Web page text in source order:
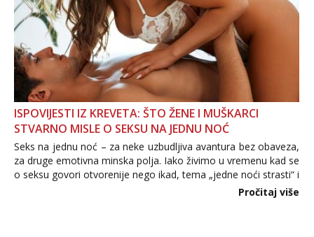
ISPOVIJESTI IZ KREVETA: ŠTO ŽENE I MUŠKARCI
STVARNO MISLE O SEKSU NA JEDNU NOĆ
Seks na jednu noć – za neke uzbudljiva avantura bez obaveza,
za druge emotivna minska polja. Iako živimo u vremenu kad se
o seksu govori otvorenije nego ikad, tema „jedne noći strasti“ i
dalje izaziva burne rasprave. Što zapravo misle žene, a što
Pročitaj više